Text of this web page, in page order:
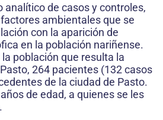
analítico de casos y controles,
ambientales que se
con la aparición de
en la población nariñense.
población que resulta la
264 pacientes (132 casos
de la ciudad de Pasto.
de edad, a quienes se les